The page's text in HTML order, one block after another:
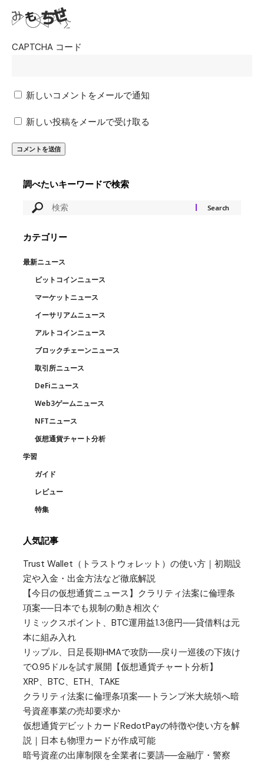
CAPTCHA コード
新しいコメントをメールで通知
新しい投稿をメールで受け取る
調べたいキーワードで検索
カテゴリー
最新ニュース
ビットコインニュース
マーケットニュース
イーサリアムニュース
アルトコインニュース
ブロックチェーンニュース
取引所ニュース
DeFiニュース
Web3ゲームニュース
NFTニュース
仮想通貨チャート分析
学習
ガイド
レビュー
特集
人気記事
Trust Wallet（トラストウォレット）の使い方｜初期設
定や入金・出金方法など徹底解説
【今日の仮想通貨ニュース】クラリティ法案に倫理条
項案──日本でも規制の動き相次ぐ
リミックスポイント、BTC運用益1.3億円──貸借料は元
本に組み入れ
リップル、日足長期HMAで攻防──戻り一巡後の下抜け
で0.95ドルを試す展開【仮想通貨チャート分析】
XRP、BTC、ETH、TAKE
クラリティ法案に倫理条項案──トランプ米大統領へ暗
号資産事業の売却要求か
仮想通貨デビットカードRedotPayの特徴や使い方を解
説｜日本も物理カードが作成可能
暗号資産の出庫制限を全業者に要請──金融庁・警察